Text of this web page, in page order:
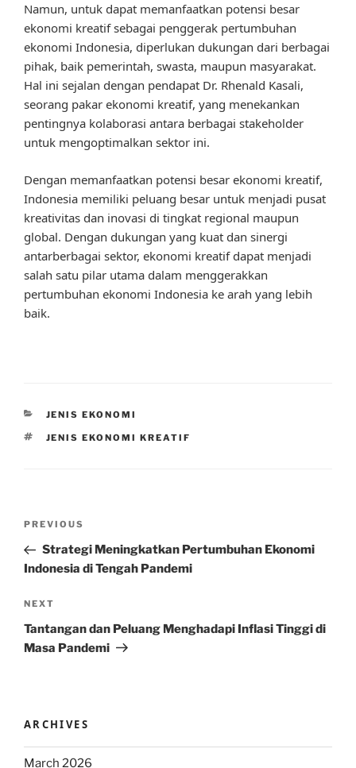
Namun, untuk dapat memanfaatkan potensi besar
ekonomi kreatif sebagai penggerak pertumbuhan
ekonomi Indonesia, diperlukan dukungan dari berbagai
pihak, baik pemerintah, swasta, maupun masyarakat.
Hal ini sejalan dengan pendapat Dr. Rhenald Kasali,
seorang pakar ekonomi kreatif, yang menekankan
pentingnya kolaborasi antara berbagai stakeholder
untuk mengoptimalkan sektor ini.
Dengan memanfaatkan potensi besar ekonomi kreatif,
Indonesia memiliki peluang besar untuk menjadi pusat
kreativitas dan inovasi di tingkat regional maupun
global. Dengan dukungan yang kuat dan sinergi
antarberbagai sektor, ekonomi kreatif dapat menjadi
salah satu pilar utama dalam menggerakkan
pertumbuhan ekonomi Indonesia ke arah yang lebih
baik.
CATEGORIES
JENIS EKONOMI
TAGS
JENIS EKONOMI KREATIF
Previous
Post
PREVIOUS
Strategi Meningkatkan Pertumbuhan Ekonomi
Indonesia di Tengah Pandemi
Next
Post
NEXT
Tantangan dan Peluang Menghadapi Inflasi Tinggi di
Masa Pandemi
ARCHIVES
March 2026